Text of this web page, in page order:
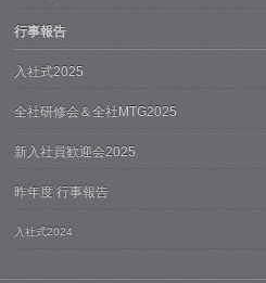
行事報告
入社式2025
全社研修会＆全社MTG2025
新入社員歓迎会2025
昨年度 行事報告
入社式2024